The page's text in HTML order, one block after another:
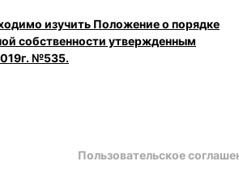
изучить Положение о порядке
собственности утвержденным
№535.
Пользовательское